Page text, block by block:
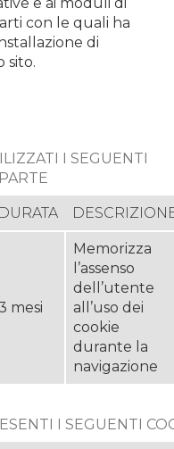
con le quali ha
di
sito.
I SEGUENTI
DURATA
mesi
Memorizza
l’assenso
dell’utente
all’uso dei
cookie
durante la
navigazione
I SEGUENTI